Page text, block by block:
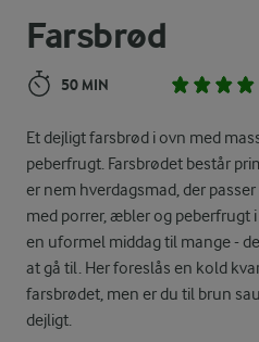
Farsbrød
50 MIN
Et dejligt farsbrød i ovn med
peberfrugt. Farsbrødet består
er nem hverdagsmad, der
med porrer, æbler og peberfrugt
en uformel middag til mange -
at gå til. Her foreslås en kold
farsbrødet, men er du til brun
dejligt.